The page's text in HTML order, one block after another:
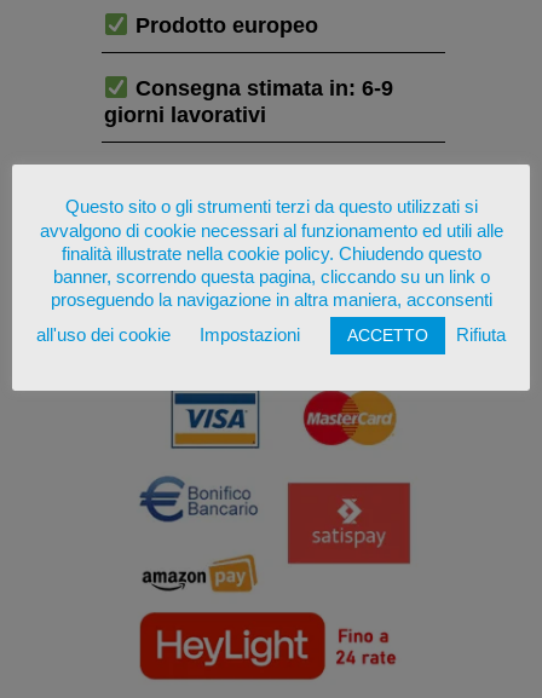
Prodotto europeo
Consegna stimata in: 6-9
giorni lavorativi
italiana
PAGA IN SICUREZZA CON
Questo sito o gli strumenti terzi da questo utilizzati si
avvalgono di cookie necessari al funzionamento ed utili alle
finalità illustrate nella cookie policy. Chiudendo questo
banner, scorrendo questa pagina, cliccando su un link o
proseguendo la navigazione in altra maniera, acconsenti
all'uso dei cookie
Impostazioni ACCETTO Rifiuta